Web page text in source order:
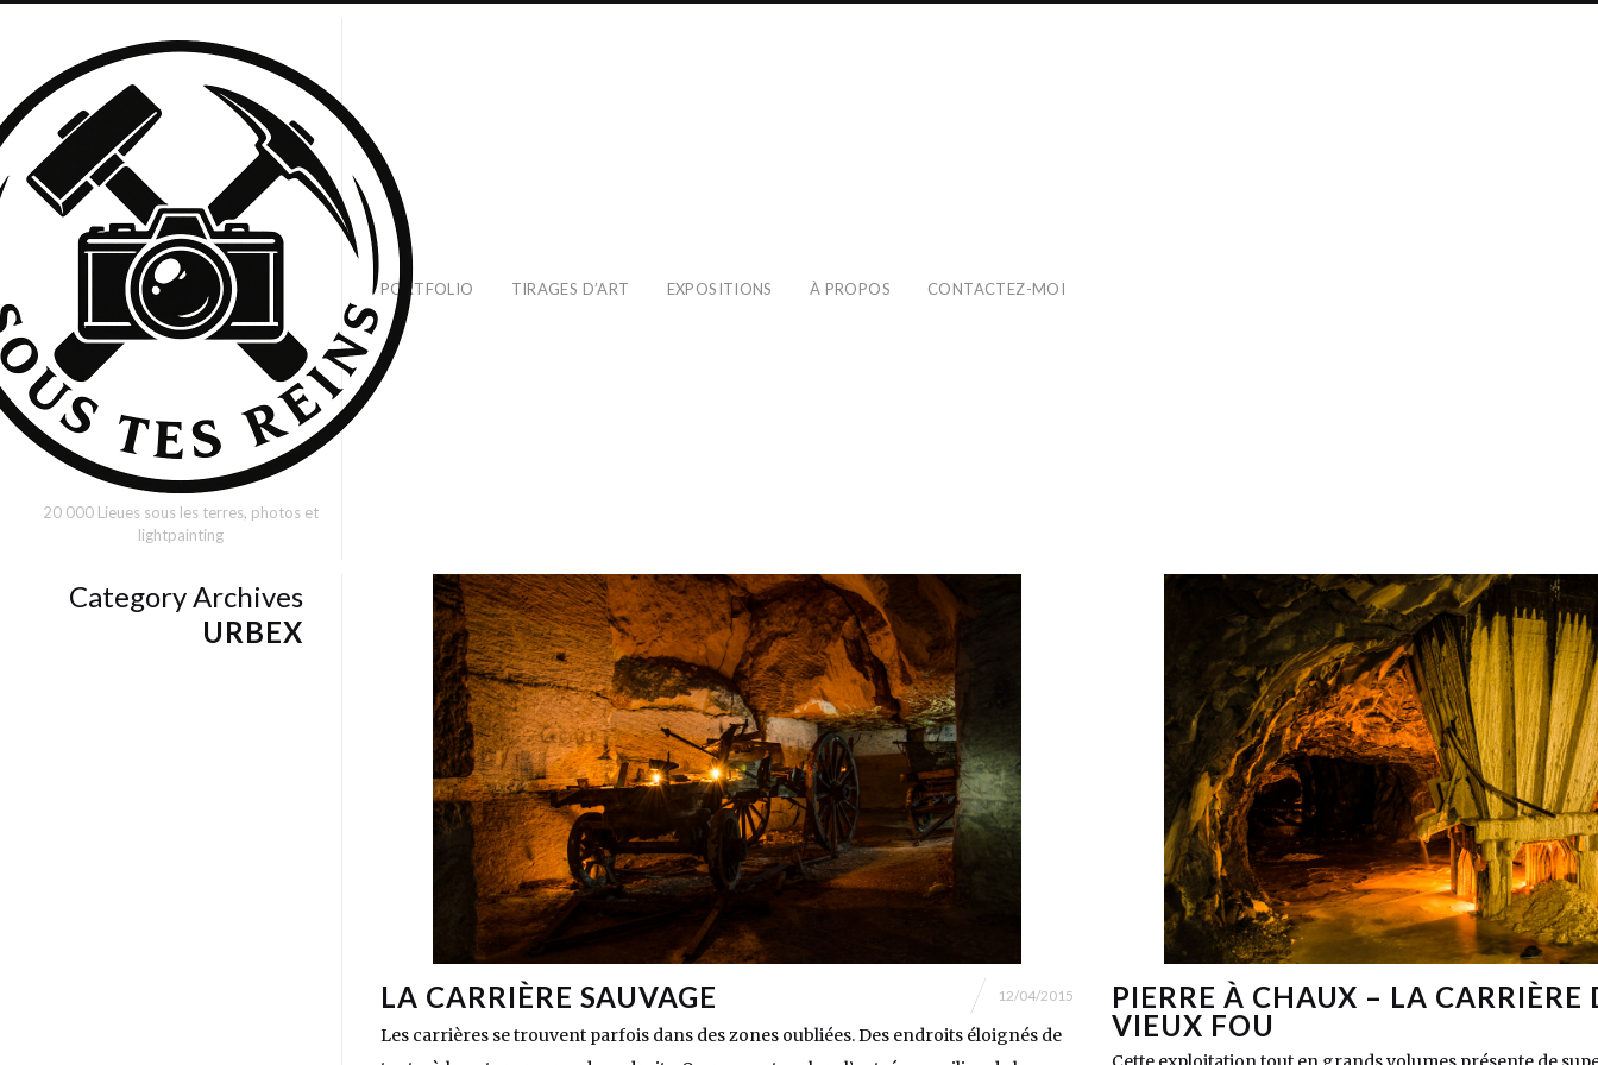
20 000 Lieues sous les terres, photos et
lightpainting
PORTFOLIO TIRAGES D’ART EXPOSITIONS À PROPOS CONTACTEZ-MOI
LA CARRIÈRE SAUVAGE 12/04/2015
Les carrières se trouvent parfois dans des zones oubliées. Des endroits éloignés de
PIERRE À CHAUX – LA CARRIÈRE
VIEUX FOU
Category Archives
URBEX